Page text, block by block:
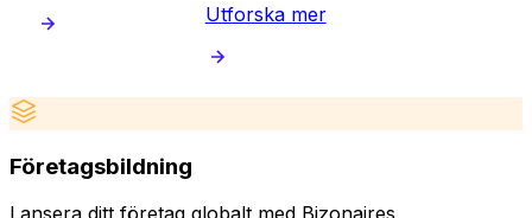
Utforska mer
Företagsbildning